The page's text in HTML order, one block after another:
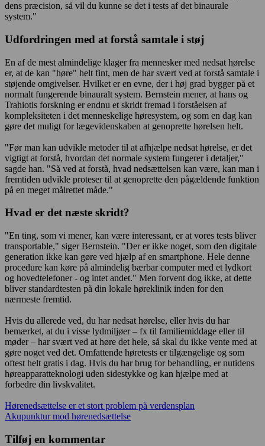
dens præcision, så vil du kunne se det i tests af det binaurale
system."
Udfordringen med at forstå samtale i støj
En af de mest almindelige klager fra mennesker med nedsat hørelse
er, at de kan "høre" helt fint, men de har svært ved at forstå samtale i
støjende omgivelser. Hvilket er en evne, der i høj grad bygger på et
normalt fungerende binauralt system. Bernstein mener, at hans og
Trahiotis forskning er endnu et skridt fremad i forståelsen af
kompleksiteten i det menneskelige høresystem, og som en dag kan
gøre det muligt for lægevidenskaben at genoprette hørelsen helt.
"Før man kan udvikle metoder til at afhjælpe nedsat hørelse, er det
vigtigt at forstå, hvordan det normale system fungerer i detaljer,"
sagde han. "Så ved at forstå, hvad nedsættelsen kan være, kan man i
fremtiden udvikle proteser til at genoprette den pågældende funktion
på en meget målrettet måde."
Hvad er det næste skridt?
"En ting, som vi mener, kan være interessant, er at vores tests bliver
transportable," siger Bernstein. "Der er ikke noget, som den digitale
generation ikke kan gøre ved hjælp af en smartphone. Hele denne
procedure kan køre på almindelig bærbar computer med et lydkort
og hovedtelefoner - og intet andet." Men forvent dog ikke, at dette
bliver standardtesten på din lokale høreklinik inden for den
nærmeste fremtid.
Hvis du allerede ved, du har nedsat hørelse, eller hvis du har
bemærket, at du i visse lydmiljøer – fx til familiemiddage eller til
møder – har svært ved at høre det hele, så skal du ikke vente med at
gøre noget ved det. Omfattende høretests er tilgængelige og som
oftest helt gratis i dag. Hvis du har brug for behandling, er nutidens
høreapparatteknologi uden sidestykke og kan hjælpe med at
forbedre din livskvalitet.
Indlægsnavigation
Hørenedsættelse er et stort problem på verdensplan
Akupunktur mod hørenedsættelse
Tilføj en kommentar